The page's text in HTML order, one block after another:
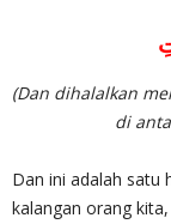
(Dan dihalalkan
di
Dan ini adalah satu
kalangan orang